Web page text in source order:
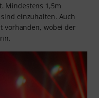
Mindestens 1,5m
einzuhalten. Auch
vorhanden, wobei der